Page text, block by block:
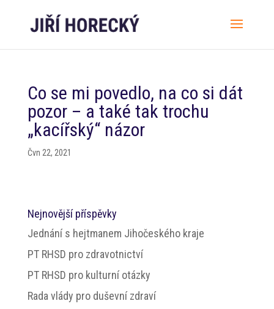
Co se mi povedlo, na co si dát
pozor – a také tak trochu
„kacířský“ názor
Čvn 22, 2021
Nejnovější příspěvky
Jednání s hejtmanem Jihočeského kraje
PT RHSD pro zdravotnictví
PT RHSD pro kulturní otázky
Rada vlády pro duševní zdraví